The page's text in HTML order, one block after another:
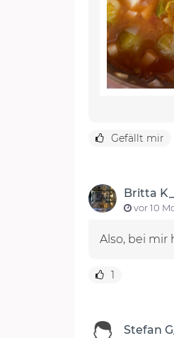
Gefällt mir
Britta
vor 10
Also, bei mir
1
Stefan